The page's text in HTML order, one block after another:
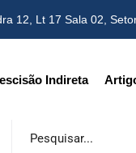
12, Lt 17 Sala 02,
Indireta